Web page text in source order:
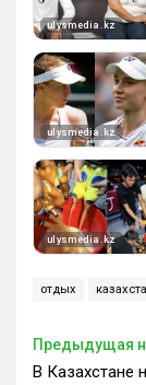
отдых
Предыдущая
В Казахстане